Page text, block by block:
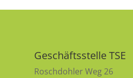
Geschäftsstelle TSE
Roschdohler Weg 26